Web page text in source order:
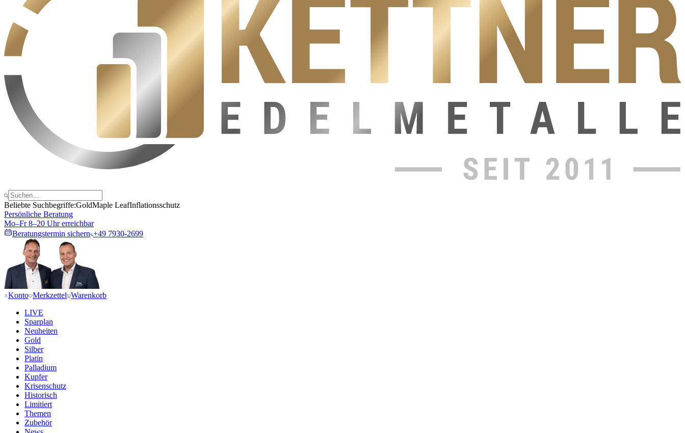
Beliebte Suchbegriffe:GoldMaple LeafInflationsschutz
Persönliche Beratung
Mo–Fr 8–20 Uhr erreichbar
Beratungstermin sichern +49 7930-2699
Konto Merkzettel Warenkorb
LIVE
Sparplan
Neuheiten
Gold
Silber
Platin
Palladium
Kupfer
Krisenschutz
Historisch
Limitiert
Themen
Zubehör